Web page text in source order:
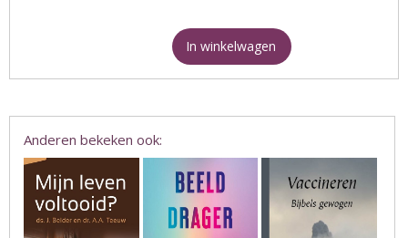
In winkelwagen
Anderen bekeken ook: